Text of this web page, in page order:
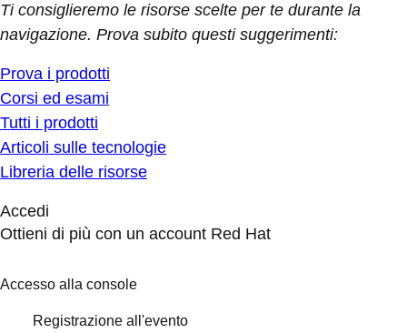
Ti consiglieremo le risorse scelte per te durante la
navigazione. Prova subito questi suggerimenti:
Prova i prodotti
Corsi ed esami
Tutti i prodotti
Articoli sulle tecnologie
Libreria delle risorse
Accedi
Ottieni di più con un account Red Hat
Accesso alla console
Registrazione all'evento